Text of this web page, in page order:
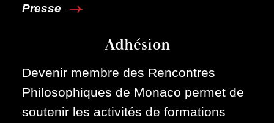
Presse
Adhésion
Devenir membre des Rencontres
Philosophiques de Monaco permet de
soutenir les activités de formations